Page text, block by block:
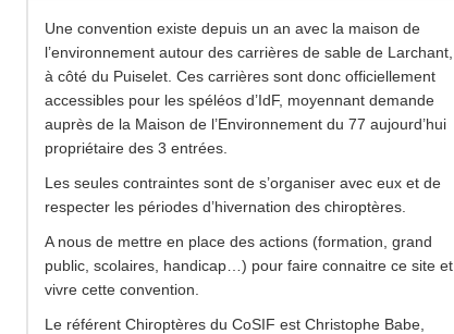
Une convention existe depuis un an avec la maison de
l’environnement autour des carrières de sable de Larchant,
à côté du Puiselet. Ces carrières sont donc officiellement
accessibles pour les spéléos d’IdF, moyennant demande
auprès de la Maison de l’Environnement du 77 aujourd’hui
propriétaire des 3 entrées.
Les seules contraintes sont de s’organiser avec eux et de
respecter les périodes d’hivernation des chiroptères.
A nous de mettre en place des actions (formation, grand
public, scolaires, handicap…) pour faire connaitre ce site et
vivre cette convention.
Le référent Chiroptères du CoSIF est Christophe Babe,